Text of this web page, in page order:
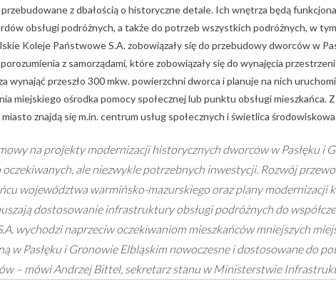
z dbałością o historyczne detale. Ich wnętrza będą
obsługi podróżnych, a także do potrzeb wszystkich podróżnych, w
Koleje Państwowe S.A. zobowiązały się do przebudowy dworców w
z samorządami, które zobowiązały się do wynajęcia
wynająć przeszło 300 mkw. powierzchni dworca i planuje na nich
miejskiego ośrodka pomocy społecznej lub punktu obsługi mieszkańca.
znajdą się m.in. centrum usług społecznych i świetlica
na projekty modernizacji historycznych dworców w Pasłęku i
oczekiwanych, ale niezwykle potrzebnych inwestycji. Rozwój
województwa warmińsko-mazurskiego oraz plany modernizacji
dostosowanie infrastruktury obsługi podróżnych do
wychodzi naprzeciw oczekiwaniom mieszkańców mniejszych
w Pasłęku i Gronowie Elbląskim nowoczesne i dostosowane do
– mówi Andrzej Bittel, sekretarz stanu w Ministerstwie